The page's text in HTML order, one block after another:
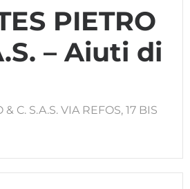
PIETRO
– Aiuti di
C. S.A.S. VIA REFOS, 17 BIS